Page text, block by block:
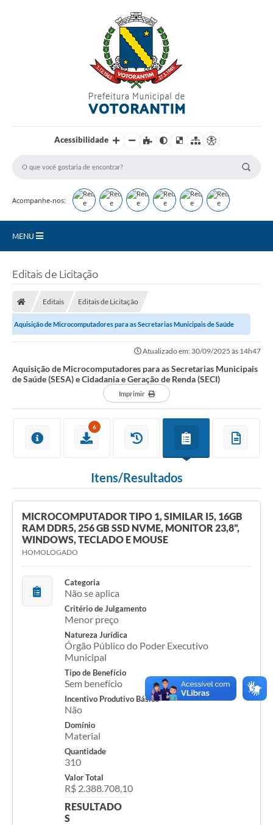
Acessibilidade
Acompanhe-nos:
MENU
Vagas PAT
Perguntas e Respostas Frequentes
Compra Direta
Pesquisa Dificuldades no Licenciamento de Empresas
Incentivos Fiscais
Plano Municipal de Retomada das Aulas Presenciais
COVID - 19
Diário Oficial
Jornal (Edições anteriores)
Uso de Internet e Recursos de Informática
Plano Municipal de Saneamento Básico
Guarda Civil Municipal (GCM)
Arborização urbana
Manual para arquivo de remessa – NFSe
Lei de Acesso à Informação
Galeria de Vídeos
Editais de Licitação
Editais Editais de Licitação
Aquisição de Microcomputadores para as Secretarias Municipais de Saúde
Atualizado em: 30/09/2025 às 14h47
Aquisição de Microcomputadores para as Secretarias Municipais
de Saúde (SESA) e Cidadania e Geração de Renda (SECI)
Imprimir
6
Itens/Resultados
MICROCOMPUTADOR TIPO 1, SIMILAR I5, 16GB
RAM DDR5, 256 GB SSD NVME, MONITOR 23,8”,
WINDOWS, TECLADO E MOUSE
HOMOLOGADO
Categoria
Não se aplica
Critério de Julgamento
Menor preço
Natureza Jurídica
Órgão Público do Poder Executivo
Municipal
Tipo de Benefício
Sem benefício
Incentivo Produtivo Básico
Não
Domínio
Material
Quantidade
310
Valor Total
R$ 2.388.708,10
RESULTADO
S